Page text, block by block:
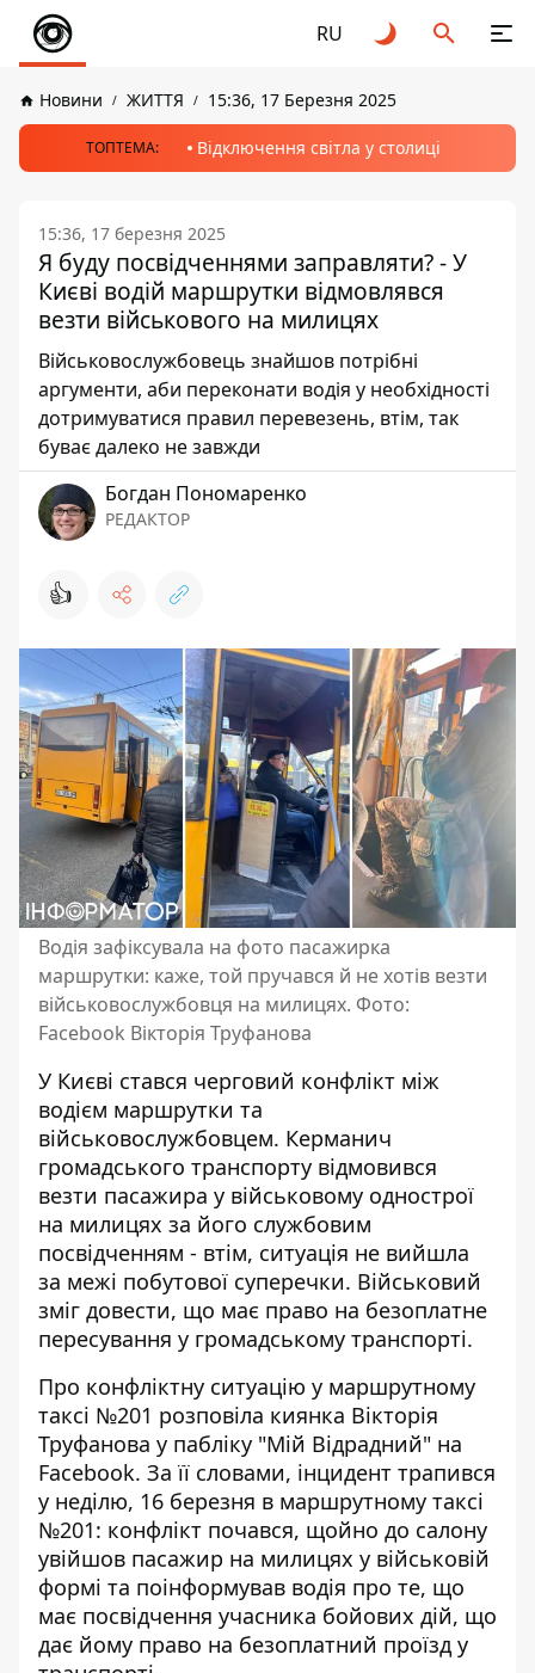
RU
Новини ЖИТТЯ 15:36, 17 Березня 2025
ТОПТЕМА: Відключення світла у столиці
15:36, 17 березня 2025
Я буду посвідченнями заправляти? - У
Києві водій маршрутки відмовлявся
везти військового на милицях
Військовослужбовець знайшов потрібні
аргументи, аби переконати водія у необхідності
дотримуватися правил перевезень, втім, так
буває далеко не завжди
Богдан Пономаренко
РЕДАКТОР
👍
Водія зафіксувала на фото пасажирка
маршрутки: каже, той пручався й не хотів везти
військовослужбовця на милицях. Фото:
Facebook Вікторія Труфанова
У Києві стався черговий конфлікт між
водієм маршрутки та
військовослужбовцем. Керманич
громадського транспорту відмовився
везти пасажира у військовому однострої
на милицях за його службовим
посвідченням - втім, ситуація не вийшла
за межі побутової суперечки. Військовий
зміг довести, що має право на безоплатне
пересування у громадському транспорті.
Про конфліктну ситуацію у маршрутному
таксі №201 розповіла киянка Вікторія
Труфанова у пабліку "Мій Відрадний" на
Facebook. За її словами, інцидент трапився
у неділю, 16 березня в маршрутному таксі
№201: конфлікт почався, щойно до салону
увійшов пасажир на милицях у військовій
формі та поінформував водія про те, що
має посвідчення учасника бойових дій, що
дає йому право на безоплатний проїзд у